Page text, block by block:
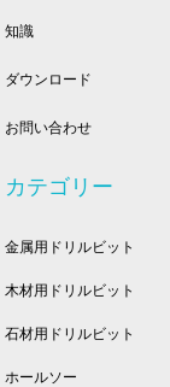
知識
ダウンロード
お問い合わせ
カテゴリー
金属用ドリルビット
木材用ドリルビット
石材用ドリルビット
ホールソー